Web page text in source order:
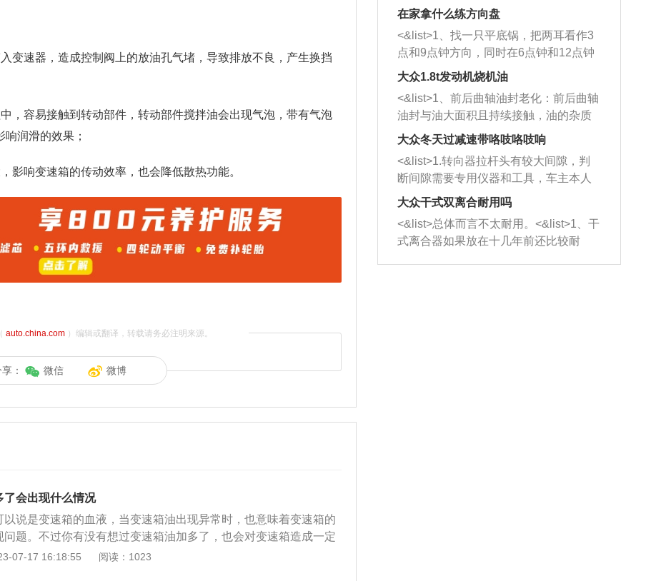
变速器，造成控制阀上的放油孔气堵，导致排放不良，产生换挡
，容易接触到转动部件，转动部件搅拌油会出现气泡，带有气泡
润滑的效果；
影响变速箱的传动效率，也会降低散热功能。
auto.china.com）编辑或翻译，转载请务必注明来源。
： 微信 微博
了会出现什么情况
以说是变速箱的血液，当变速箱油出现异常时，也意味着变速箱的
问题。不过你有没有想过变速箱油加多了，也会对变速箱造成一定
）、变速箱油加多，同时也伴随着更多的空气进入，严重时会引起
07-17 16:18:55 阅读：1023
者是细棍，直接将杂物给取出来，如果
堵塞情况比较严重，也可以采取应急措
施。 <&list>2、直接利用木棍将所有的
杂物推到排气管里面的位置处，然后将
三元催化器拆解开，就可以将堵塞的东
西取出来。但如果是因为积碳过多引起
的堵塞，就需要将三元催化器泡在草酸
洗剂对堵塞的情况得到解决，将清洗剂
放在燃油箱中，与燃油混合后，车辆启
动时，就可以和汽油一起进入到燃烧
室，最后形成废气排出，就可以让三元
催化器得到清洗，排气管堵塞的情况就
能够得到解决。
在家拿什么练方向盘
<&list>1、找一只平底锅，把两耳看作3
点和9点钟方向，同时在6点钟和12点钟
方向做一个标记。 <&list>2、双手握住
一圈半的练习，往右同样也要打相同的
圈数。 <&list>3、最后强调要反复练
习，这样就可以形成肌肉记忆，在真实
驾驶车辆时，不需要记忆也能打好方
向。
大众1.8t发动机烧机油
<&list>1、前后曲轴油封老化：前后曲轴
油封与油大面积且持续接触，油的杂质
和发动机内持续温度变化使其密封效果
逐渐减弱，导致渗油或漏油。<&list>2、
活塞间隙过大：积碳会使活塞环与缸体
的间隙扩大，导致机油流入燃烧室中，
造成烧机油。<&list>3、机油粘度。使用
机油粘度过小的话，同样会有烧机油现
象，机油粘度过小具有很好的流动性，
大众冬天过减速带咯吱咯吱响
<&list>1.转向器拉杆头有较大间隙，判
断间隙需要专用仪器和工具，车主本人
无法制作，需要将车辆送到修理厂或4s
店；<&list>2.车辆半轴套管防尘罩破
裂，破裂后会出现漏油现象，使半轴磨
损严重，磨损的半轴容易损坏，产生异
响；<&list>3.稳定器的转向胶套和球头
大众干式双离合耐用吗
<&list>总体而言不太耐用。<&list>1、干
式离合器如果放在十几年前还比较耐